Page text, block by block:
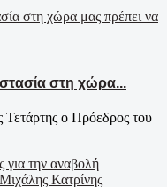
στη χώρα...
Τετάρτης ο Πρόεδρος του